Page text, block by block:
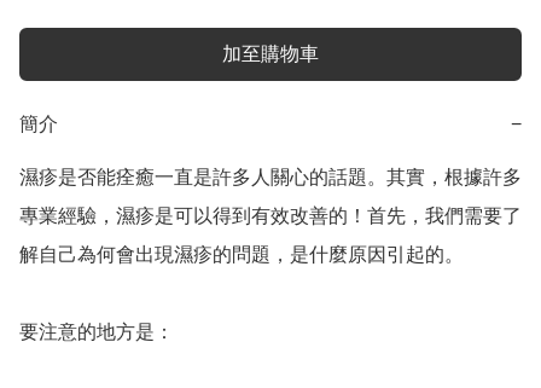
加至購物車
簡介 −
濕疹是否能痊癒一直是許多人關心的話題。其實，根據許多
專業經驗，濕疹是可以得到有效改善的！首先，我們需要了
解自己為何會出現濕疹的問題，是什麼原因引起的。
要注意的地方是：